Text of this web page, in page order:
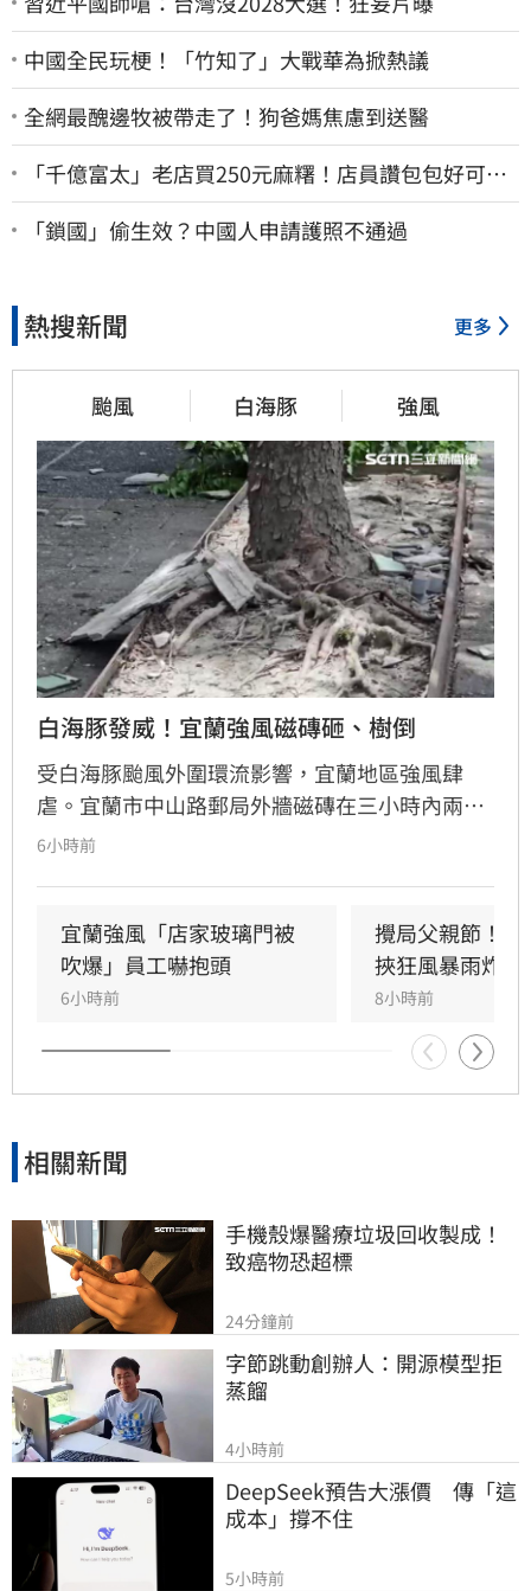
中國全民玩梗！「竹知了」大戰華為掀熱議
全網最醜邊牧被帶走了！狗爸媽焦慮到送醫
「千億富太」老店買250元麻糬！店員讚包包好可
愛 笑回：我自己做的
「鎖國」偷生效？中國人申請護照不通過
熱搜新聞 更多
颱風 白海豚 強風
白海豚發威！宜蘭強風磁磚砸、樹倒
受白海豚颱風外圍環流影響，宜蘭地區強風肆
虐。宜蘭市中山路郵局外牆磁磚在三小時內兩度
剝落，武營街亦發生磁磚砸地險象，所幸無人傷
全面停駛。
6小時前
宜蘭強風「店家玻璃門被
吹爆」員工嚇抱頭
6小時前
攪局父親節！
挾狂風暴雨炸雙
8小時前
相關新聞
手機殼爆醫療垃圾回收製成！
致癌物恐超標
24分鐘前
字節跳動創辦人：開源模型拒
蒸餾
4小時前
DeepSeek預告大漲價　傳「這
成本」撐不住
5小時前